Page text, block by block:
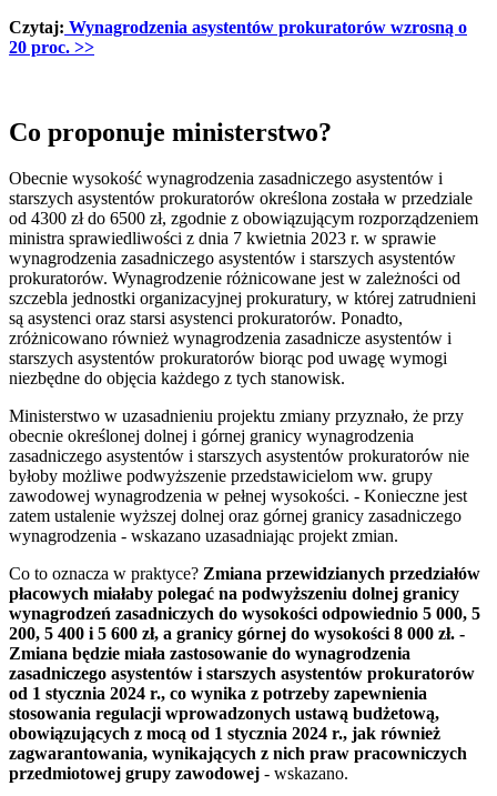
Czytaj: Wynagrodzenia asystentów prokuratorów wzrosną o
20 proc. >>
Co proponuje ministerstwo?
Obecnie wysokość wynagrodzenia zasadniczego asystentów i
starszych asystentów prokuratorów określona została w przedziale
od 4300 zł do 6500 zł, zgodnie z obowiązującym rozporządzeniem
ministra sprawiedliwości z dnia 7 kwietnia 2023 r. w sprawie
wynagrodzenia zasadniczego asystentów i starszych asystentów
prokuratorów. Wynagrodzenie różnicowane jest w zależności od
szczebla jednostki organizacyjnej prokuratury, w której zatrudnieni
są asystenci oraz starsi asystenci prokuratorów. Ponadto,
zróżnicowano również wynagrodzenia zasadnicze asystentów i
starszych asystentów prokuratorów biorąc pod uwagę wymogi
niezbędne do objęcia każdego z tych stanowisk.
Ministerstwo w uzasadnieniu projektu zmiany przyznało, że przy
obecnie określonej dolnej i górnej granicy wynagrodzenia
zasadniczego asystentów i starszych asystentów prokuratorów nie
byłoby możliwe podwyższenie przedstawicielom ww. grupy
zawodowej wynagrodzenia w pełnej wysokości. - Konieczne jest
zatem ustalenie wyższej dolnej oraz górnej granicy zasadniczego
wynagrodzenia - wskazano uzasadniając projekt zmian.
Co to oznacza w praktyce? Zmiana przewidzianych przedziałów
płacowych miałaby polegać na podwyższeniu dolnej granicy
wynagrodzeń zasadniczych do wysokości odpowiednio 5 000, 5
200, 5 400 i 5 600 zł, a granicy górnej do wysokości 8 000 zł. -
Zmiana będzie miała zastosowanie do wynagrodzenia
zasadniczego asystentów i starszych asystentów prokuratorów
od 1 stycznia 2024 r., co wynika z potrzeby zapewnienia
stosowania regulacji wprowadzonych ustawą budżetową,
obowiązujących z mocą od 1 stycznia 2024 r., jak również
zagwarantowania, wynikających z nich praw pracowniczych
przedmiotowej grupy zawodowej - wskazano.